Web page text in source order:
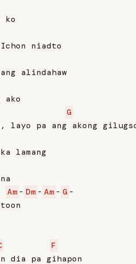
ko
niadto
alindahaw
ako
G
layo pa ang akong
lamang
Am - Dm - Am - G -
F
dia pa gihapon